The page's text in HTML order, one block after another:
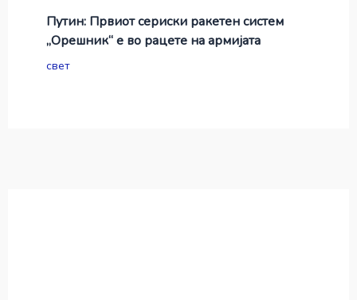
Путин: Првиот сериски ракетен систем
„Орешник“ е во рацете на армијата
свет